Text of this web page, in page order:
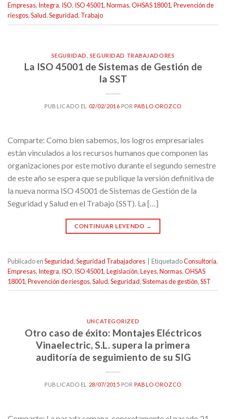
Empresas, Integra, ISO, ISO 45001,Normas,OHSAS 18001,Prevención de
riesgos,Salud,Seguridad, Trabajo
SEGURIDAD SEGURIDAD TRABAJADORES
La ISO 45001 de Sistemas de Gestión de
la SST
PUBLICADO EL 02/02/2016 POR PABLO OROZCO
Comparte: Como bien sabemos, los logros empresariales
están vinculados a los recursos humanos que componen las
organizaciones por este motivo durante el segundo semestre
de este año se espera que se publique la versión definitiva de
la nueva norma ISO 45001 de Sistemas de Gestión de la
Seguridad y Salud en el Trabajo (SST). La […]
CONTINUAR LEYENDO →
Publicado enSeguridad,Seguridad Trabajadores EtiquetadoConsultoría,
Empresas, Integra, ISO, ISO 45001,Legislación,Leyes,Normas,OHSAS
18001,Prevención de riesgos,Salud,Seguridad,Sistemas de gestión,SST
UNCATEGORIZED
Otro caso de éxito: Montajes Eléctricos
Vinaelectric, S.L. supera la primera
auditoría de seguimiento de su SIG
PUBLICADO EL 28/07/2015 POR PABLO OROZCO